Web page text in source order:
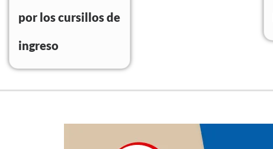
por los cursillos de
ingreso